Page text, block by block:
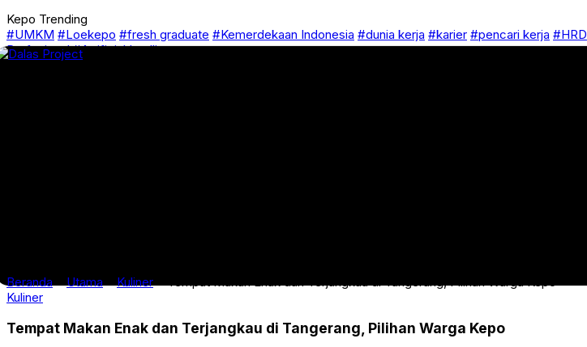
Kepo Trending
#UMKM #Loekepo #fresh graduate #Kemerdekaan Indonesia #dunia kerja #karier #pencari kerja #HRD
Profesional #Artificial Intelligence
Beranda»Utama»Kuliner»Tempat Makan Enak dan Terjangkau di Tangerang, Pilihan Warga Kepo
Kuliner
Tempat Makan Enak dan Terjangkau di Tangerang, Pilihan Warga Kepo